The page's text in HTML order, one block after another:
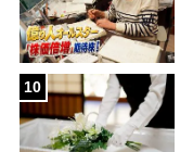
10